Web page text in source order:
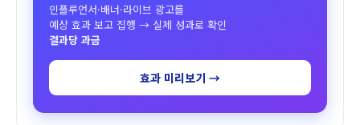
인플루언서·배너·라이브 광고를
예상 효과 보고 집행 → 실제 성과로 확인
결과당 과금
효과 미리보기 →